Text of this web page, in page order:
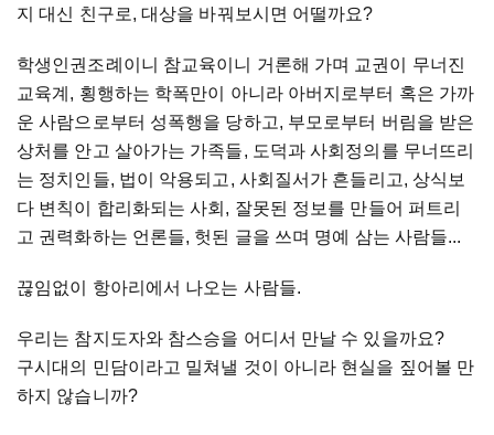
지 대신 친구로, 대상을 바꿔보시면 어떨까요?
학생인권조례이니 참교육이니 거론해 가며 교권이 무너진
교육계, 횡행하는 학폭만이 아니라 아버지로부터 혹은 가까
운 사람으로부터 성폭행을 당하고, 부모로부터 버림을 받은
상처를 안고 살아가는 가족들, 도덕과 사회정의를 무너뜨리
는 정치인들, 법이 악용되고, 사회질서가 흔들리고, 상식보
다 변칙이 합리화되는 사회, 잘못된 정보를 만들어 퍼트리
고 권력화하는 언론들, 헛된 글을 쓰며 명예 삼는 사람들...
끊임없이 항아리에서 나오는 사람들.
우리는 참지도자와 참스승을 어디서 만날 수 있을까요?
구시대의 민담이라고 밀쳐낼 것이 아니라 현실을 짚어볼 만
하지 않습니까?